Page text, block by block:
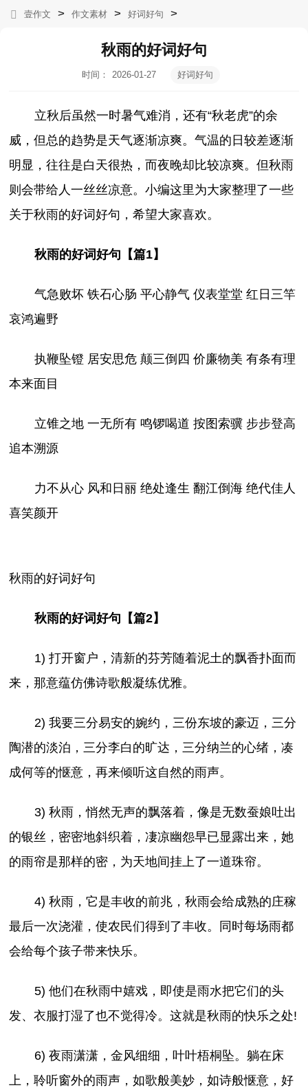
壹作文 > 作文素材 > 好词好句 >
秋雨的好词好句
时间：
2026-01-27
好词好句
立秋后虽然一时暑气难消，还有“秋老虎”的余
威，但总的趋势是天气逐渐凉爽。气温的日较差逐渐
明显，往往是白天很热，而夜晚却比较凉爽。但秋雨
则会带给人一丝丝凉意。小编这里为大家整理了一些
关于秋雨的好词好句，希望大家喜欢。
秋雨的好词好句【篇1】
气急败坏 铁石心肠 平心静气 仪表堂堂 红日三竿
哀鸿遍野
执鞭坠镫 居安思危 颠三倒四 价廉物美 有条有理
本来面目
立锥之地 一无所有 鸣锣喝道 按图索骥 步步登高
追本溯源
力不从心 风和日丽 绝处逢生 翻江倒海 绝代佳人
喜笑颜开
秋雨的好词好句
秋雨的好词好句【篇2】
1) 打开窗户，清新的芬芳随着泥土的飘香扑面而
来，那意蕴仿佛诗歌般凝练优雅。
2) 我要三分易安的婉约，三份东坡的豪迈，三分
陶潜的淡泊，三分李白的旷达，三分纳兰的心绪，凑
成何等的惬意，再来倾听这自然的雨声。
3) 秋雨，悄然无声的飘落着，像是无数蚕娘吐出
的银丝，密密地斜织着，凄凉幽怨早已显露出来，她
的雨帘是那样的密，为天地间挂上了一道珠帘。
4) 秋雨，它是丰收的前兆，秋雨会给成熟的庄稼
最后一次浇灌，使农民们得到了丰收。同时每场雨都
会给每个孩子带来快乐。
5) 他们在秋雨中嬉戏，即使是雨水把它们的头
发、衣服打湿了也不觉得冷。这就是秋雨的快乐之处!
6) 夜雨潇潇，金风细细，叶叶梧桐坠。躺在床
上，聆听窗外的雨声，如歌般美妙，如诗般惬意，好